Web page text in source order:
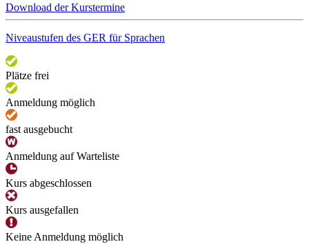
Download der Kurstermine
Niveaustufen des GER für Sprachen
Plätze frei
Anmeldung möglich
fast ausgebucht
Anmeldung auf Warteliste
Kurs abgeschlossen
Kurs ausgefallen
Keine Anmeldung möglich